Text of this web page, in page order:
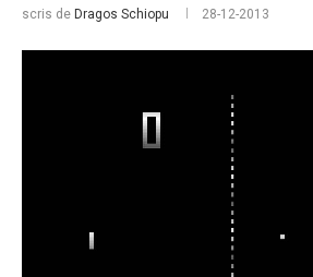
scris de Dragos Schiopu 28-12-2013